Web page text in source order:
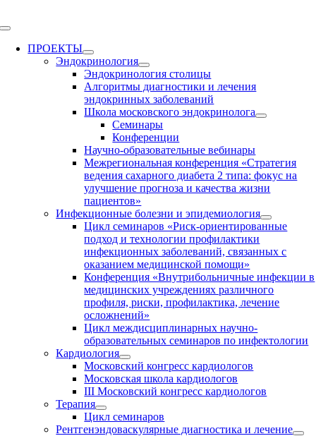
to
Toggle
NavigationПРОЕКТЫ
Эндокринология
Эндокринология столицы
Алгоритмы диагностики и лечения
эндокринных заболеваний
Школа московского эндокринолога
Семинары
Конференции
Научно-образовательные вебинары
Межрегиональная конференция «Стратегия
ведения сахарного диабета 2 типа: фокус на
улучшение прогноза и качества жизни
пациентов»
Инфекционные болезни и эпидемиология
Цикл семинаров «Риск-ориентированные
подход и технологии профилактики
инфекционных заболеваний, связанных с
оказанием медицинской помощи»
Конференция «Внутрибольничные инфекции в
медицинских учреждениях различного
профиля, риски, профилактика, лечение
осложнений»
Цикл междисциплинарных научно-
образовательных семинаров по инфектологии
Кардиология
Московский конгресс кардиологов
Московская школа кардиологов
III Московский конгресс кардиологов
Терапия
Цикл семинаров
Рентгенэндоваскулярные диагностика и лечение